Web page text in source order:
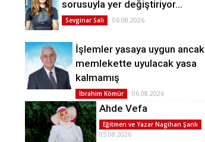
sorusuyla yer değiştiriyor…
Sevginar Sali 06.08.2026
İşlemler yasaya uygun ancak
memlekette uyulacak yasa
kalmamış
İbrahim Kömür 06.08.2026
Ahde Vefa
Eğitmen ve Yazar Nagihan Şanlı
05.08.2026